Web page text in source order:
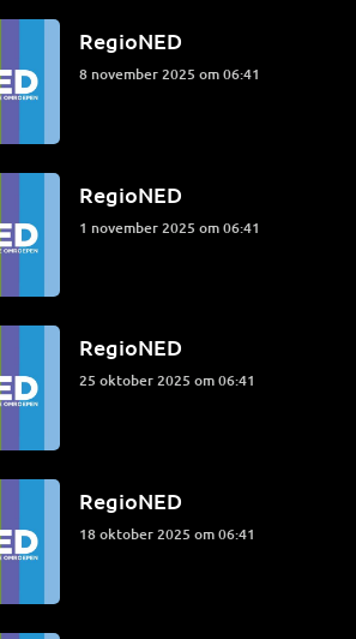
RegioNED
8 november 2025 om 06:41
RegioNED
1 november 2025 om 06:41
RegioNED
25 oktober 2025 om 06:41
RegioNED
18 oktober 2025 om 06:41